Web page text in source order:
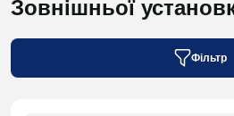
Зовнішньої
Фільтр